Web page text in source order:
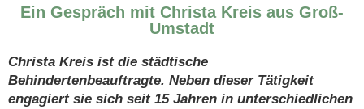
Ein Gespräch mit Christa Kreis aus Groß-
Umstadt
Christa Kreis ist die städtische
Behindertenbeauftragte. Neben dieser Tätigkeit
engagiert sie sich seit 15 Jahren in unterschiedlichen